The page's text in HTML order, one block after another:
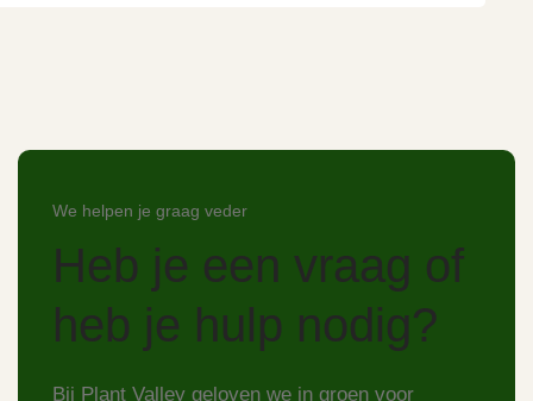
We helpen je graag veder
Heb je een vraag of
heb je hulp nodig?
Bij Plant Valley geloven we in groen voor